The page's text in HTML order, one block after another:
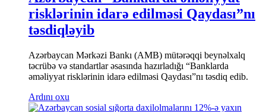
risklərinin idarə edilməsi Qaydası”nı
təsdiqləyib
Azərbaycan Mərkəzi Bankı (AMB) mütərəqqi beynəlxalq
təcrübə və standartlar əsasında hazırladığı “Banklarda
əməliyyat risklərinin idarə edilməsi Qaydası”nı təsdiq edib.
Ardını oxu